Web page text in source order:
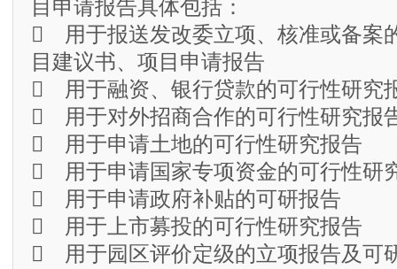
目申请报告具体包括：
 用于报送发改委立项、核准或备案
目建议书、项目申请报告
 用于融资、银行贷款的可行性研究
 用于对外招商合作的可行性研究报
 用于申请土地的可行性研究报告
 用于申请国家专项资金的可行性研
 用于申请政府补贴的可研报告
 用于上市募投的可行性研究报告
 用于园区评价定级的立项报告及可